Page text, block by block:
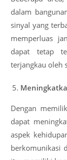
dalam
sinyal yang
memperluas
dapat tetap
terjangkau oleh
Dengan
dapat
aspek
berkomunikasi